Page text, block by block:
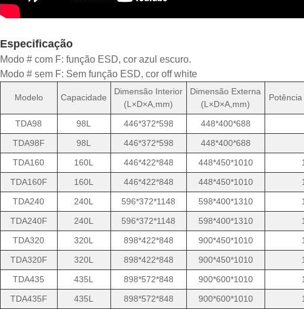
Especificação
Modo # com F: função ESD, cor azul escuro.
Modo # sem F: Sem função ESD, cor off white
Modelo Capacidade
Dimensão Interior
(L×D×A,mm)
Dimensão Externa
(L×D×A,mm)
TDA98 98L 446*372*598 448*400*688
TDA98F
98L 446*372*598 448*400*688
TDA160
160L 446*422*848 448*450*1010
TDA160F
160L 446*422*848 448*450*1010
TDA240
240L 596*372*1148 598*400*1310
TDA240F
240L 596*372*1148 598*400*1310
TDA320
320L 898*422*848 900*450*1010
TDA320F
320L 898*422*848 900*450*1010
TDA435
435L 898*572*848 900*600*1010
TDA435F
435L 898*572*848 900*600*1010